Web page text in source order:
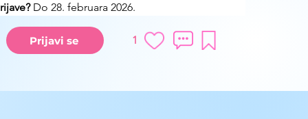
Do 28. februara 2026.
Prijavi se 1